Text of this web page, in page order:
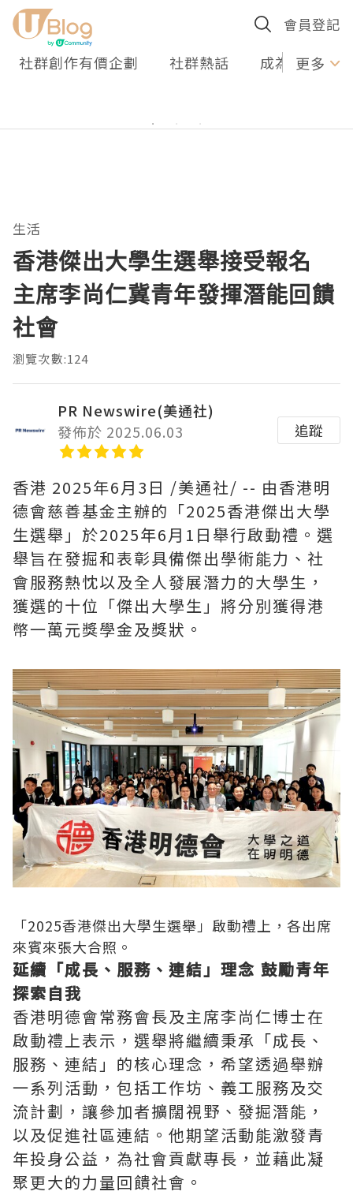
會員登記
社群創作有價企劃 社群熱話 成為U更多
生活
香港傑出大學生選舉接受報名
主席李尚仁冀青年發揮潛能回饋
社會
瀏覽次數:124
PR Newswire(美通社)
發佈於 2025.06.03
追蹤
香港 2025年6月3日 /美通社/ -- 由香港明
德會慈善基金主辦的「2025香港傑出大學
生選舉」於2025年6月1日舉行啟動禮。選
舉旨在發掘和表彰具備傑出學術能力、社
會服務熱忱以及全人發展潛力的大學生，
獲選的十位「傑出大學生」將分別獲得港
幣一萬元獎學金及獎狀。
「2025香港傑出大學生選舉」啟動禮上，各出席
來賓來張大合照。
延續「成長、服務、連結」理念 鼓勵青年
探索自我
香港明德會常務會長及主席李尚仁博士在
啟動禮上表示，選舉將繼續秉承「成長、
服務、連結」的核心理念，希望透過舉辦
一系列活動，包括工作坊、義工服務及交
流計劃，讓參加者擴闊視野、發掘潛能，
以及促進社區連結。他期望活動能激發青
年投身公益，為社會貢獻專長，並藉此凝
聚更大的力量回饋社會。